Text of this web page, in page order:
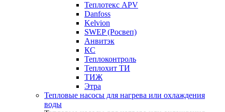
Теплотекс APV
Danfoss
Kelvion
SWEP (Росвеп)
Анвитэк
КС
Теплоконтроль
Теплохит ТИ
ТИЖ
Этра
Тепловые насосы для нагрева или охлаждения
воды